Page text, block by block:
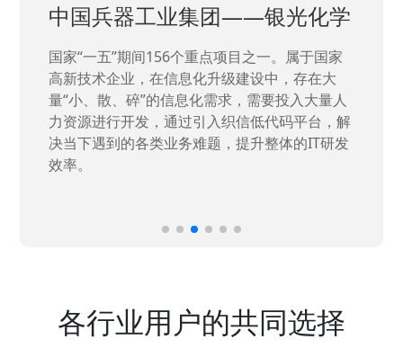
中国兵器工业集团——银光化学
国家“一五”期间156个重点项目之一。属于国家
高新技术企业，在信息化升级建设中，存在大
量“小、散、碎”的信息化需求，需要投入大量人
力资源进行开发，通过引入织信低代码平台，解
决当下遇到的各类业务难题，提升整体的IT研发
效率。
各行业用户的共同选择